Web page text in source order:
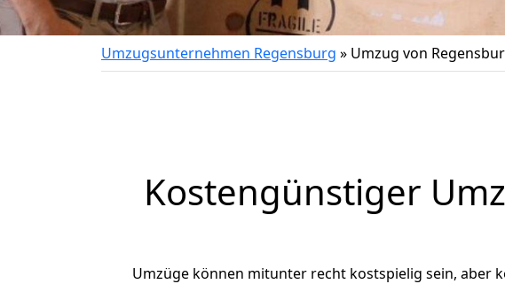
Umzugsunternehmen Regensburg » Umzug von
Kostengünstiger
Umzüge können mitunter recht kostspielig sein, aber